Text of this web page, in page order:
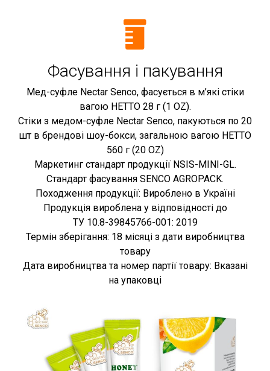
Фасування і пакування
Мед-суфле Nectar Senco, фасується в м’які стіки
вагою НЕТТО 28 г (1 OZ).
Стіки з медом-суфле Nectar Senco, пакуються по 20
шт в брендові шоу-бокси, загальною вагою НЕТТО
560 г (20 OZ)
Маркетинг стандарт продукції NSIS-MINI-GL.
Стандарт фасування SENCO AGROPACK.
Походження продукції: Вироблено в Україні
Продукція вироблена у відповідності до
ТУ 10.8-39845766-001: 2019
Термін зберігання: 18 місяці з дати виробництва
товару
Дата виробництва та номер партії товару: Вказані
на упаковці